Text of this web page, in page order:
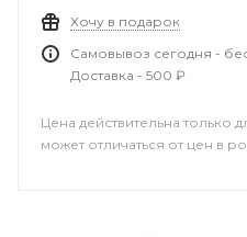
Хочу в подарок
Самовывоз сегодня -
Доставка - 500 ₽
Цена действительна только
может отличаться от цен в